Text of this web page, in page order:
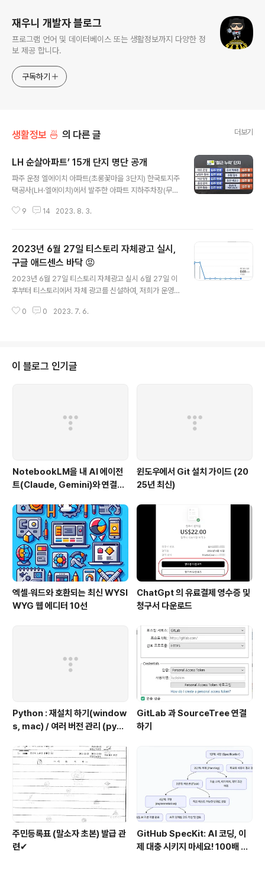
재우니 개발자 블로그
프로그램 언어 및 데이터베이스 또는 생활정보까지 다양한 정
보 제공 합니다.
구독하기
생활정보 🍜 의 다른 글 더보기
LH 순살아파트’ 15개 단지 명단 공개
파주 운정 엘에이치 아파트(초롱꽃마을 3단지) 한국토지주
택공사(LH·엘에이치)에서 발주한 아파트 지하주차장(무량
이 계속해서 불안감을 호소하고 있다.파주 운정 엘에이치
서 “여기서 계속 살아야겠나 싶은 생각도 든다”며 “말 그대
로 지진이 나서 갈라지거나 하면 무조건 무너질 게 뻔한 것
이고, 그런 상태로 있으니 입주민은 정말 불안하다”고 했
다. 문씨가 사는 아파트 지하주차장은 철근 12개가 빠졌다
고 알려진 곳 입니다. 입주민 모른 채 보강공사를 하고 있었
다는 게 드러나서 논란 중이기도 합니다. 아직 공사중인 아
9 14 2023. 8. 3.
2023년 6월 27일 티스토리 자체광고 실시,
구글 애드센스 바닥 😡
2023년 6월 27일 티스토리 자체광고 실시 6월 27일 이
후부터 티스토리에서 자체 광고를 신설하여, 저희가 운영
니다. 즉, 저희 자체적으로 2개의 광고를 설정했다면, 티스
제외처리를 해 드린다고 합니다. 사실 기술블로그라서 유
입률이나 애드센스 비용이 적어 별로 관심이 없었지만, 방
서비스를 사용하면서 유지비용..
0 0 2023. 7. 6.
이 블로그 인기글
NotebookLM을 내 AI 에이전
트(Claude, Gemini)와 연결하
윈도우에서 Git 설치 가이드 (20
25년 최신)
엑셀·워드와 호환되는 최신 WYSI
WYG 웹 에디터 10선
ChatGpt 의 유료결제 영수증 및
청구서 다운로드
Python : 재설치 하기(window
s, mac) / 여러 버전 관리 (pyen
GitLab 과 SourceTree 연결
하기
주민등록표 (말소자 초본) 발급 관
련✔
GitHub SpecKit: AI 코딩, 이
제 대충 시키지 마세요! 100배 똑